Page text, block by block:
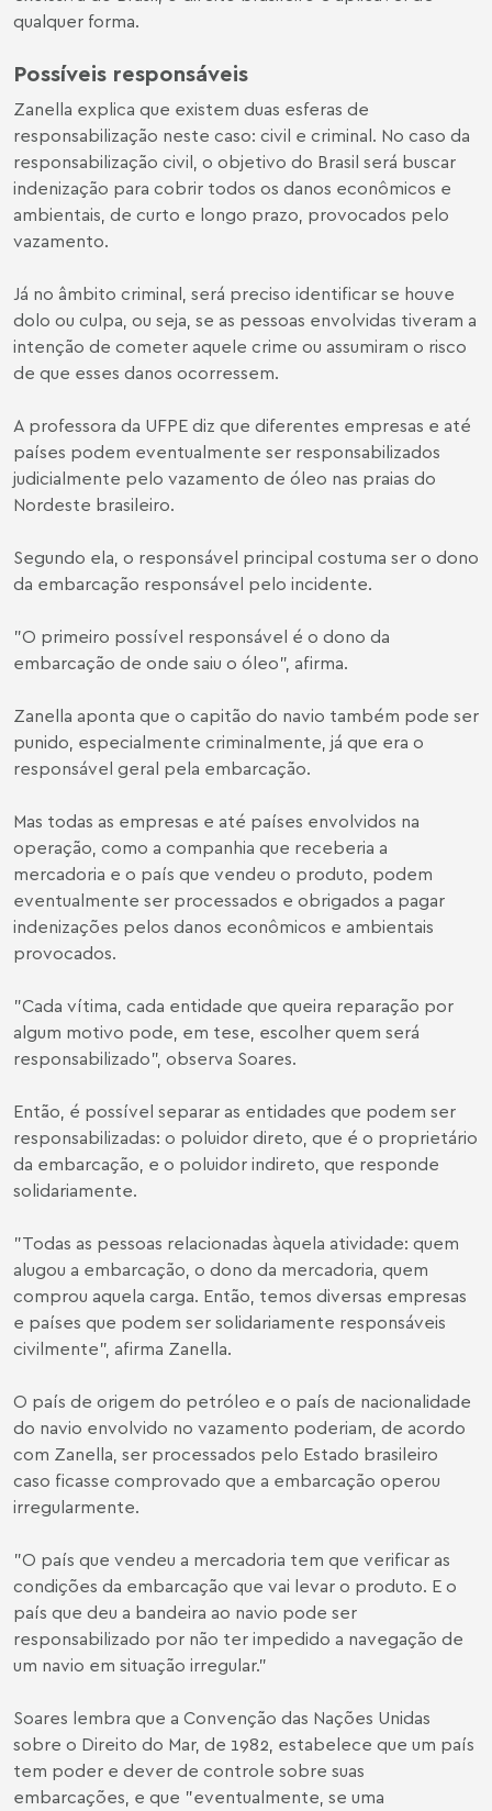
qualquer forma.
Possíveis responsáveis
Zanella explica que existem duas esferas de
responsabilização neste caso: civil e criminal. No caso da
responsabilização civil, o objetivo do Brasil será buscar
indenização para cobrir todos os danos econômicos e
ambientais, de curto e longo prazo, provocados pelo
vazamento.
Já no âmbito criminal, será preciso identificar se houve
dolo ou culpa, ou seja, se as pessoas envolvidas tiveram a
intenção de cometer aquele crime ou assumiram o risco
de que esses danos ocorressem.
A professora da UFPE diz que diferentes empresas e até
países podem eventualmente ser responsabilizados
judicialmente pelo vazamento de óleo nas praias do
Nordeste brasileiro.
Segundo ela, o responsável principal costuma ser o dono
da embarcação responsável pelo incidente.
"O primeiro possível responsável é o dono da
embarcação de onde saiu o óleo", afirma.
Zanella aponta que o capitão do navio também pode ser
punido, especialmente criminalmente, já que era o
responsável geral pela embarcação.
Mas todas as empresas e até países envolvidos na
operação, como a companhia que receberia a
mercadoria e o país que vendeu o produto, podem
eventualmente ser processados e obrigados a pagar
indenizações pelos danos econômicos e ambientais
provocados.
"Cada vítima, cada entidade que queira reparação por
algum motivo pode, em tese, escolher quem será
responsabilizado", observa Soares.
Então, é possível separar as entidades que podem ser
responsabilizadas: o poluidor direto, que é o proprietário
da embarcação, e o poluidor indireto, que responde
solidariamente.
"Todas as pessoas relacionadas àquela atividade: quem
alugou a embarcação, o dono da mercadoria, quem
comprou aquela carga. Então, temos diversas empresas
e países que podem ser solidariamente responsáveis
civilmente", afirma Zanella.
O país de origem do petróleo e o país de nacionalidade
do navio envolvido no vazamento poderiam, de acordo
com Zanella, ser processados pelo Estado brasileiro
caso ficasse comprovado que a embarcação operou
irregularmente.
"O país que vendeu a mercadoria tem que verificar as
condições da embarcação que vai levar o produto. E o
país que deu a bandeira ao navio pode ser
responsabilizado por não ter impedido a navegação de
um navio em situação irregular."
Soares lembra que a Convenção das Nações Unidas
sobre o Direito do Mar, de 1982, estabelece que um país
tem poder e dever de controle sobre suas
embarcações, e que "eventualmente, se uma